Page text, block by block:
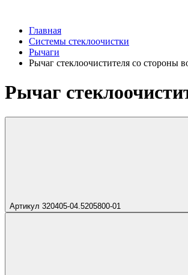
Главная
Системы стеклоочистки
Рычаги
Рычаг стеклоочистителя со
Рычаг
Артикул 320405-04.5205800-01